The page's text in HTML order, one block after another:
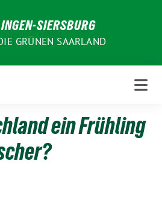
SIERSBURG
GRÜNEN SAARLAND
ein Frühling